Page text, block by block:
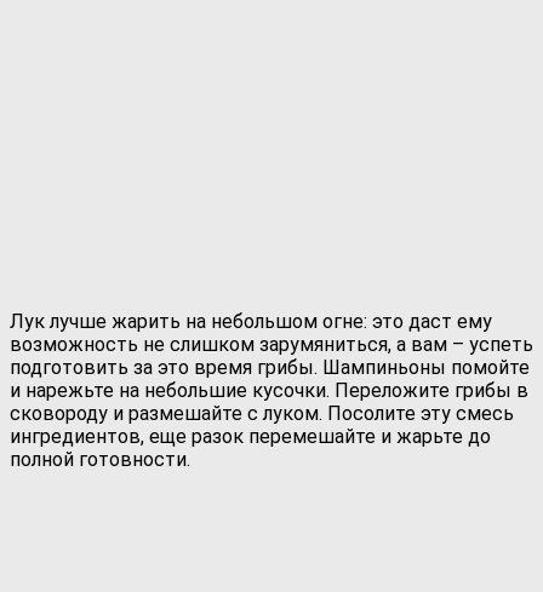
Лук лучше жарить на небольшом огне: это даст ему
возможность не слишком зарумяниться, а вам – успеть
подготовить за это время грибы. Шампиньоны помойте
и нарежьте на небольшие кусочки. Переложите грибы в
сковороду и размешайте с луком. Посолите эту смесь
ингредиентов, еще разок перемешайте и жарьте до
полной готовности.